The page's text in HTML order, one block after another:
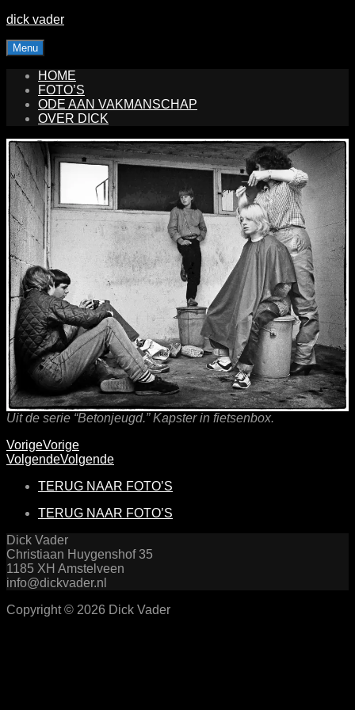
Skip
content
dick vader
Menu
HOME
FOTO’S
ODE AAN VAKMANSCHAP
OVER DICK
Uit de serie “Betonjeugd.” Kapster in fietsenbox.
VorigeVorige
VolgendeVolgende
TERUG NAAR FOTO’S
TERUG NAAR FOTO’S
Dick Vader
Christiaan Huygenshof 35
1185 XH Amstelveen
info@dickvader.nl
Copyright © 2026 Dick Vader